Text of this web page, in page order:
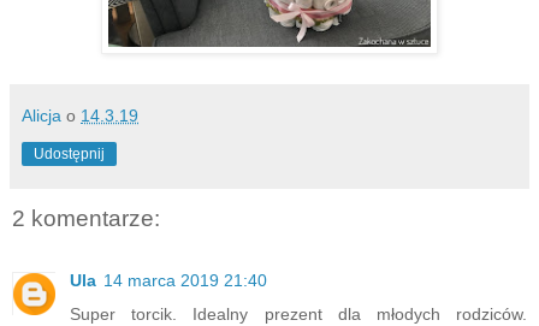
Alicja o 14.3.19
Udostępnij
2 komentarze:
Ula 14 marca 2019 21:40
Super torcik. Idealny prezent dla młodych rodziców.